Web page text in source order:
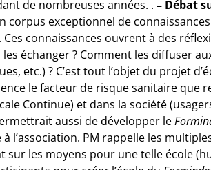
de nombreuses années. . – Débat
corpus exceptionnel de
Ces connaissances ouvrent à des
échanger ? Comment les diffuser
etc.) ? C’est tout l’objet du projet
le facteur de risque sanitaire que
Continue) et dans la société
aussi de développer le
l’association. PM rappelle les
sur les moyens pour une telle école